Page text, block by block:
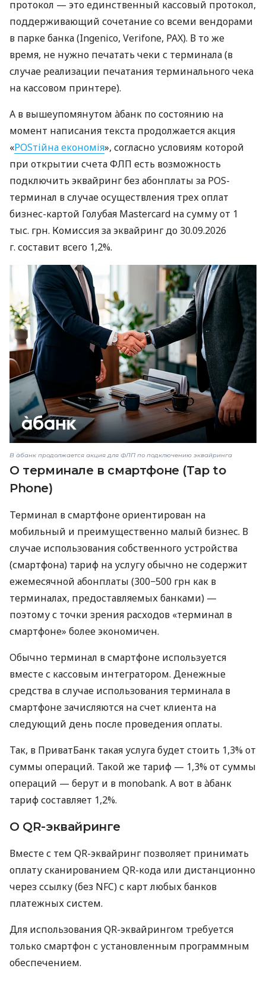
протокол — это единственный кассовый протокол,
поддерживающий сочетание со всеми вендорами
в парке банка (Ingenico, Verifone, PAX). В то же
время, не нужно печатать чеки с терминала (в
случае реализации печатания терминального чека
на кассовом принтере).
А в вышеупомянутом àбанк по состоянию на
момент написания текста продолжается акция
«POSтійна економія», согласно условиям которой
при открытии счета ФЛП есть возможность
подключить эквайринг без абонплаты за POS-
терминал в случае осуществления трех оплат
бизнес-картой Голубая Mastercard на сумму от 1
тыс. грн. Комиссия за эквайринг до 30.09.2026
г. составит всего 1,2%.
В àбанк продолжается акция для ФЛП по подключению эквайринга
О терминале в смартфоне (Tap to
Phone)
Терминал в смартфоне ориентирован на
мобильный и преимущественно малый бизнес. В
случае использования собственного устройства
(смартфона) тариф на услугу обычно не содержит
ежемесячной абонплаты (300−500 грн как в
терминалах, предоставляемых банками) —
поэтому с точки зрения расходов «терминал в
смартфоне» более экономичен.
Обычно терминал в смартфоне используется
вместе с кассовым интегратором. Денежные
средства в случае использования терминала в
смартфоне зачисляются на счет клиента на
следующий день после проведения оплаты.
Так, в ПриватБанк такая услуга будет стоить 1,3% от
суммы операций. Такой же тариф — 1,3% от суммы
операций — берут и в monobank. А вот в àбанк
тариф составляет 1,2%.
О QR-эквайринге
Вместе с тем QR-эквайринг позволяет принимать
оплату сканированием QR-кода или дистанционно
через ссылку (без NFC) с карт любых банков
платежных систем.
Для использования QR-эквайрингом требуется
только смартфон с установленным программным
обеспечением.